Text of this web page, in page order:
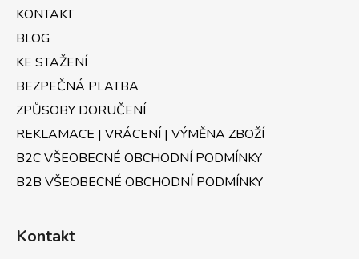
KONTAKT
BLOG
KE STAŽENÍ
BEZPEČNÁ PLATBA
ZPŮSOBY DORUČENÍ
REKLAMACE | VRÁCENÍ | VÝMĚNA ZBOŽÍ
B2C VŠEOBECNÉ OBCHODNÍ PODMÍNKY
B2B VŠEOBECNÉ OBCHODNÍ PODMÍNKY
Kontakt